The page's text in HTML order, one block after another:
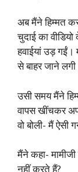
अब मैंने हिम्मत
चुदाई का
हवाईयां उड़
से बाहर जाने
उसी समय मैंने
वापस खींचकर
वो बोली- मैं ऐसी
मैंने कहा-
नहीं करते हैं?